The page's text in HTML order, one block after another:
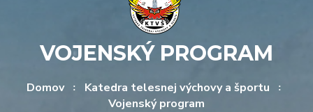
VOJENSKÝ PROGRAM
Domov
Katedra telesnej výchovy a športu
Vojenský program